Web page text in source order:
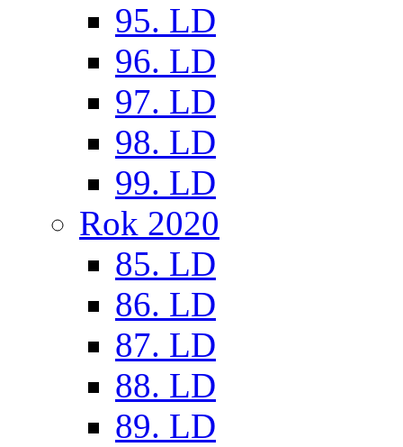
95. LD
96. LD
97. LD
98. LD
99. LD
Rok 2020
85. LD
86. LD
87. LD
88. LD
89. LD